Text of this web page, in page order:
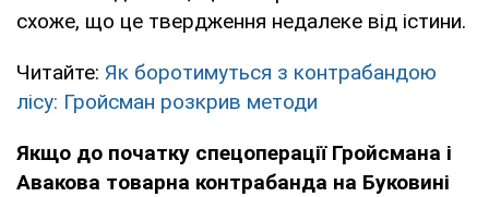
схоже, що це твердження недалеке від істини.
Читайте: Як боротимуться з контрабандою
лісу: Гройсман розкрив методи
Якщо до початку спецоперації Гройсмана і
Авакова товарна контрабанда на Буковині